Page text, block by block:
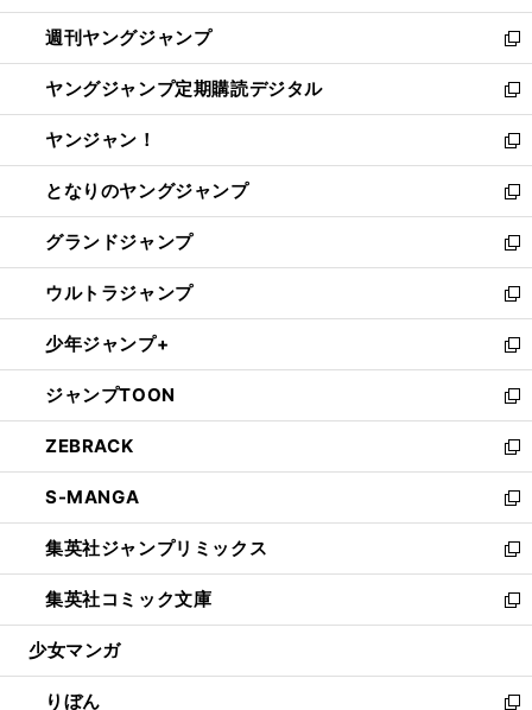
開
く
ウ
で
開
く
ン
ド
ウ
で
開
く
ウ
ィ
ン
ド
ウ
で
開
く
週刊ヤングジャンプ
新
し
い
ウ
ィ
ン
ド
ウ
で
開
く
ヤングジャンプ定期購読デジタル
新
し
い
ウ
ィ
ン
ド
ウ
で
開
く
ヤンジャン！
新
し
い
ウ
ィ
ン
ド
ウ
で
開
く
となりのヤングジャンプ
新
し
い
ウ
ィ
ン
ド
ウ
で
開
く
グランドジャンプ
新
し
い
ウ
ィ
ン
ド
ウ
で
開
く
ウルトラジャンプ
新
し
い
ウ
ィ
ン
ド
ウ
で
開
く
少年ジャンプ+
新
し
い
ウ
ィ
ン
ド
ウ
で
開
く
ジャンプTOON
新
し
い
ウ
ィ
ン
ド
ウ
で
開
ZEBRACK
新
し
い
ウ
ィ
ン
ド
ウ
開
く
S-MANGA
新
し
い
ウ
ィ
ン
ウ
で
集英社ジャンプリミックス
新
し
い
ウ
ン
ド
集英社コミック文庫
新
し
ウ
ィ
少女マンガ
りぼん